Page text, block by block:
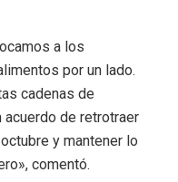
a los
por un lado.
cadenas de
acuerdo de retrotraer
y mantener lo
comentó.